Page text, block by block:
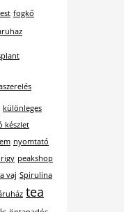
fogkő
különleges
készlet
nyomtató
peakshop
vaj Spirulina
tea